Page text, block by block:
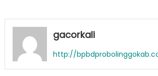
gacorkali
http://